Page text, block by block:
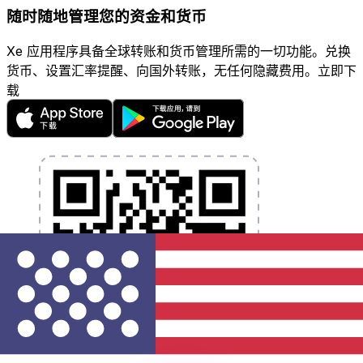
随时随地管理您的资金和货币
Xe 应用程序具备全球转账和货币管理所需的一切功能。兑换
货币、设置汇率提醒、向国外转账，无任何隐藏费用。立即下
载